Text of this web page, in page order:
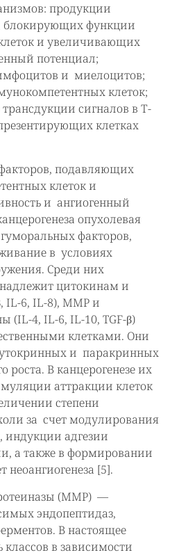
продукции
блокирующих функции
и увеличивающих
потенциал;
и миелоцитов;
клеток;
сигналов в Т-
клетках
подавляющих
клеток и
и ангиогенный
опухолевая
факторов,
в условиях
Cреди них
цитокинам и
IL-6, IL-8), MMP и
(IL-4, IL-6, IL-10, TGF-β)
клетками. Они
и паракринных
роста. В канцерогенезе их
аттракции клеток
степени
за счет модулирования
индукции адгезии
а также в формировании
неоангиогенеза [5].
(MMP) —
эндопептидаз,
В настоящее
в зависимости